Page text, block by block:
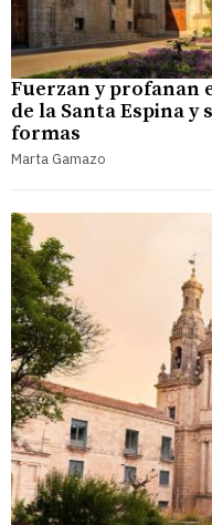
Fuerzan y profanan
de la Santa Espina y
formas
Marta Gamazo